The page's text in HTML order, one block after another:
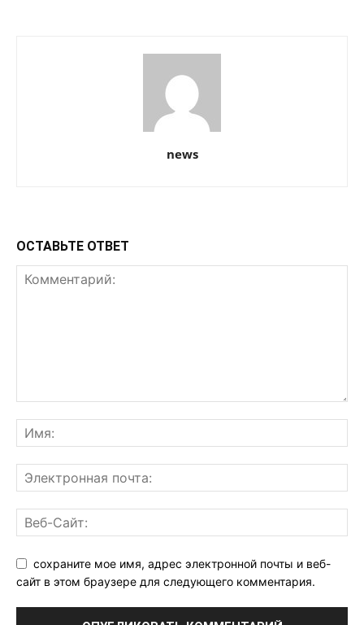
news
ОСТАВЬТЕ ОТВЕТ
сохраните мое имя, адрес электронной почты и веб-
сайт в этом браузере для следующего комментария.